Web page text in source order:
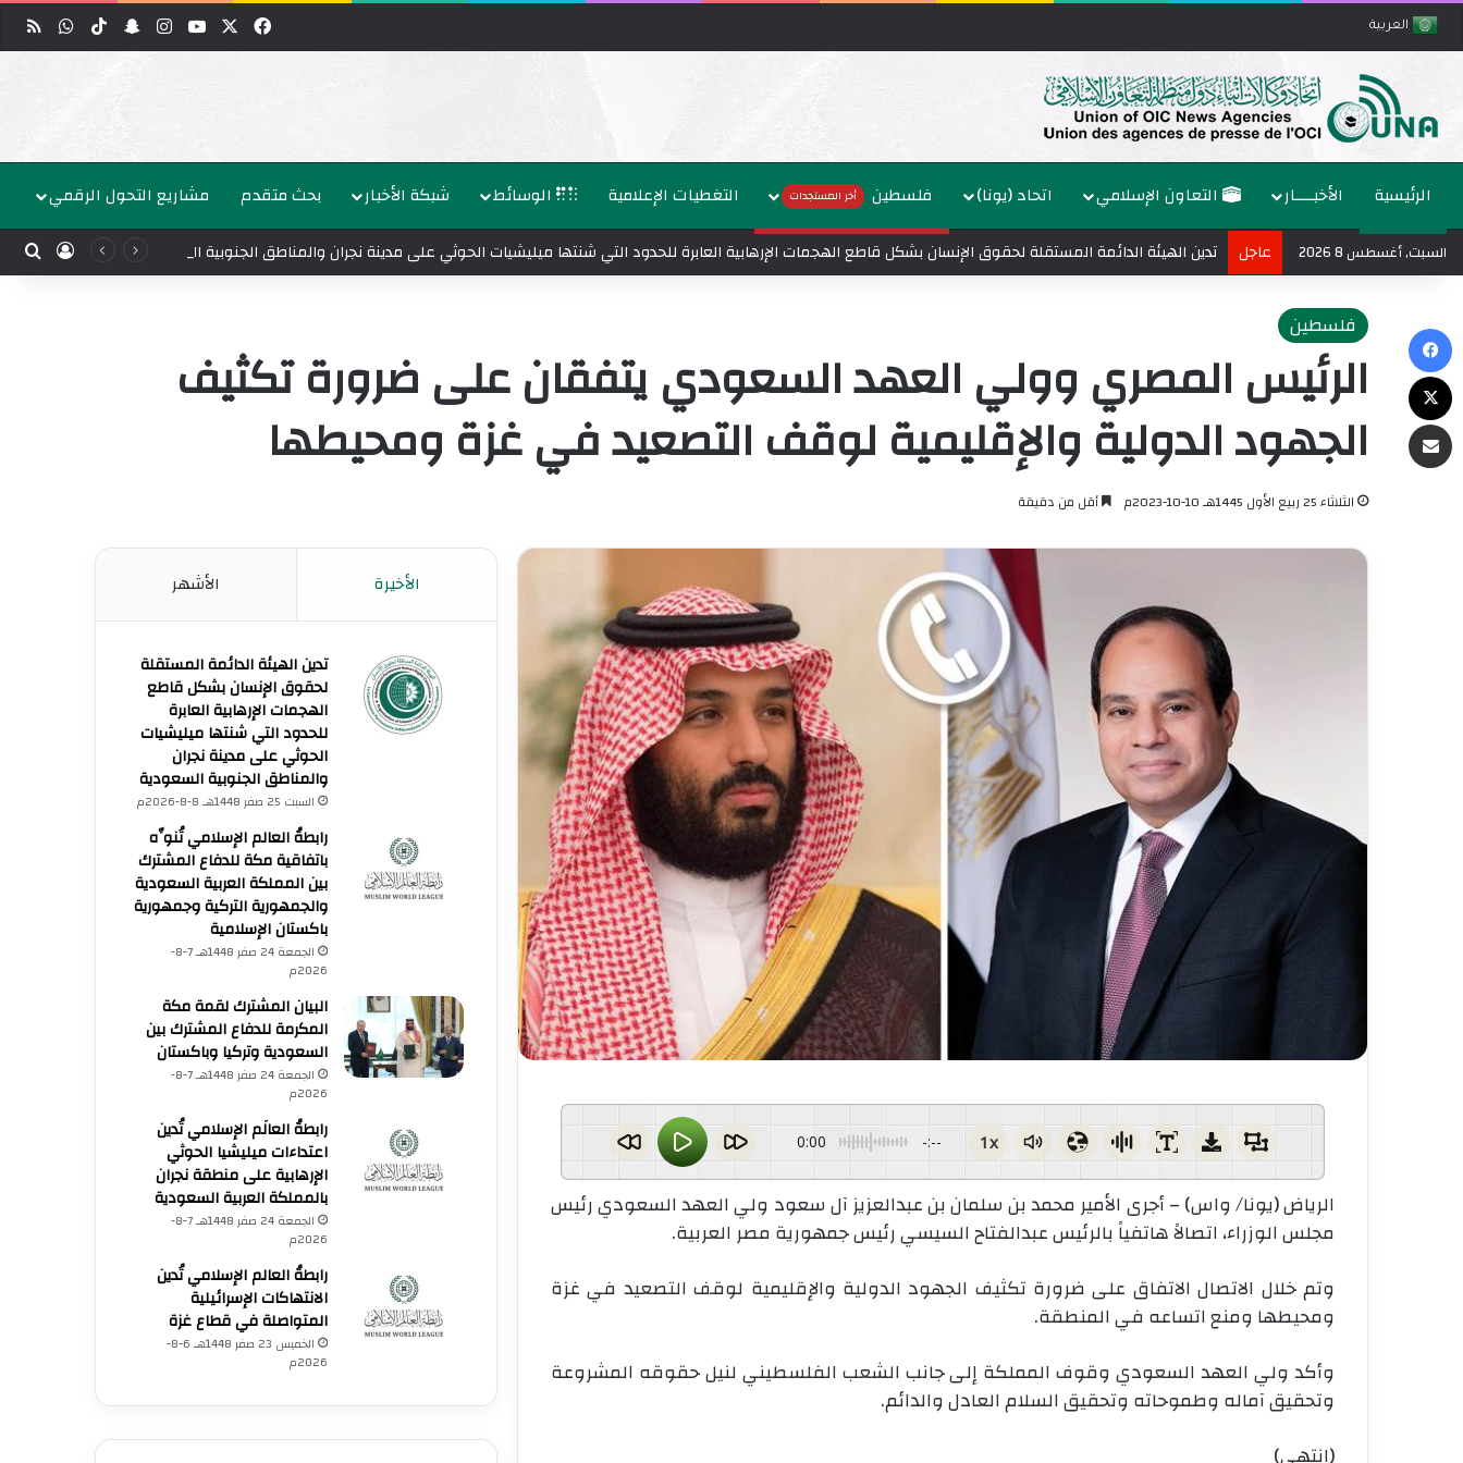
العربية فيسبوك ‫YouTubeانستقرامسناب تشات
‫TikTokواتساب
الرئيسية الأخبــــار التعاون الإسلامي اتحاد (يونا) فلسطين أخر المستجدات التغطيات الإعلامية الوسائط شبكة الأخبار بحث متقدم مشاريع التحول الرقمي
السبت, أغسطس 8 2026 عاجل
فلسطين
الرئيس المصري وولي العهد السعودي يتفقان على ضرورة تكثيف
الجهود الدولية والإقليمية لوقف التصعيد في غزة ومحيطها
الثلاثاء 25 ربيع الأول 1445هـ 10-10-2023م أقل من دقيقة
0:00 -:-- 1x
الرياض (يونا/ واس) – أجرى الأمير محمد بن سلمان بن عبدالعزيز آل سعود ولي العهد السعودي رئيس
مجلس الوزراء، اتصالاً هاتفياً بالرئيس عبدالفتاح السيسي رئيس جمهورية مصر العربية.
وتم خلال الاتصال الاتفاق على ضرورة تكثيف الجهود الدولية والإقليمية لوقف التصعيد في غزة
ومحيطها ومنع اتساعه في المنطقة.
وأكد ولي العهد السعودي وقوف المملكة إلى جانب الشعب الفلسطيني لنيل حقوقه المشروعة
وتحقيق آماله وطموحاته وتحقيق السلام العادل والدائم.
(انتهى)
الأخيرة الأشهر
تدين الهيئة الدائمة المستقلة
لحقوق الإنسان بشكل قاطع
الهجمات الإرهابية العابرة
للحدود التي شنتها ميليشيات
الحوثي على مدينة نجران
والمناطق الجنوبية السعودية
السبت 25 صفر 1448هـ 8-8-2026م
رابطةُ العالم الإسلامي تُنوِّه
باتفاقية مكة للدفاع المشترك
بين المملكة العربية السعودية
والجمهورية التركية وجمهورية
باكستان الإسلامية
الجمعة 24 صفر 1448هـ 7-8-
2026م
البيان المشترك لقمة مكة
المكرمة للدفاع المشترك بين
السعودية وتركيا وباكستان
الجمعة 24 صفر 1448هـ 7-8-
2026م
رابطةُ العالَم الإسلامي تُدين
اعتداءات ميليشيا الحوثي
الإرهابية على منطقة نجران
بالمملكة العربية السعودية
الجمعة 24 صفر 1448هـ 7-8-
2026م
رابطةُ العالم الإسلامي تُدين
الانتهاكات الإسرائيلية
المتواصلة في قطاع غزة
الخميس 23 صفر 1448هـ 6-8-
2026م
فيسبوك